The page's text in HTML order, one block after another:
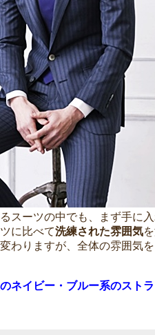
スーツの中でも、まず手に
に比べて洗練された雰囲気
わりますが、全体の雰囲気
ネイビー・ブルー系のスト